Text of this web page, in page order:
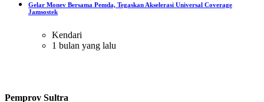
Gelar Monev Bersama Pemda, Tegaskan Akselerasi Universal Coverage
Jamsostek
Kendari
1 bulan yang lalu
Pemprov Sultra